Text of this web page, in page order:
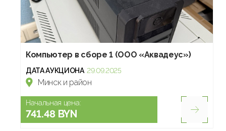
Компьютер в сборе 1 (ООО «Аквадеус»)
ДАТА АУКЦИОНА 29.09.2025
Минск и район
Начальная цена:
741.48 BYN